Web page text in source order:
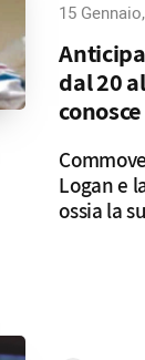
15
dal 20
Logan e
ossia la